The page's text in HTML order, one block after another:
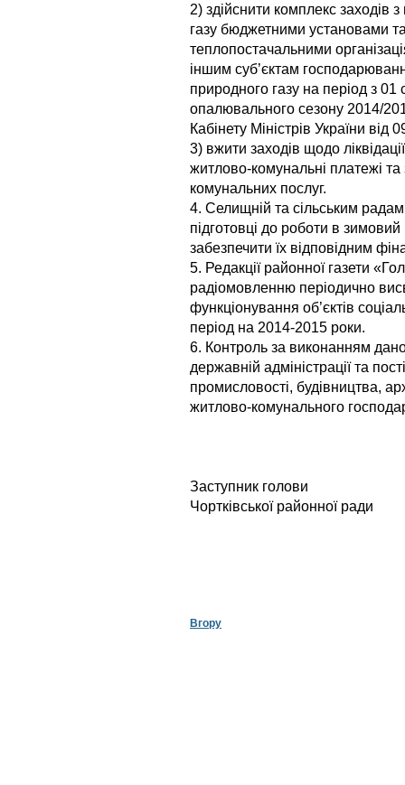
2) здійснити комплекс заходів
газу бюджетними установами
теплопостачальними
іншим суб’єктам
природного газу на період з
опалювального сезону 2014/
Кабінету Міністрів України
3) вжити заходів щодо
житлово-комунальні платежі
комунальних послуг.
4. Селищній та сільським
підготовці до роботи в зимовий
забезпечити їх відповідним
5. Редакції районної газети
радіомовленню періодично
функціонування об’єктів
період на 2014-2015 роки.
6. Контроль за виконанням
державній адміністрації та
промисловості, будівництва,
житлово-комунального
Заступник голови
Чортківської районної ради
Вгору